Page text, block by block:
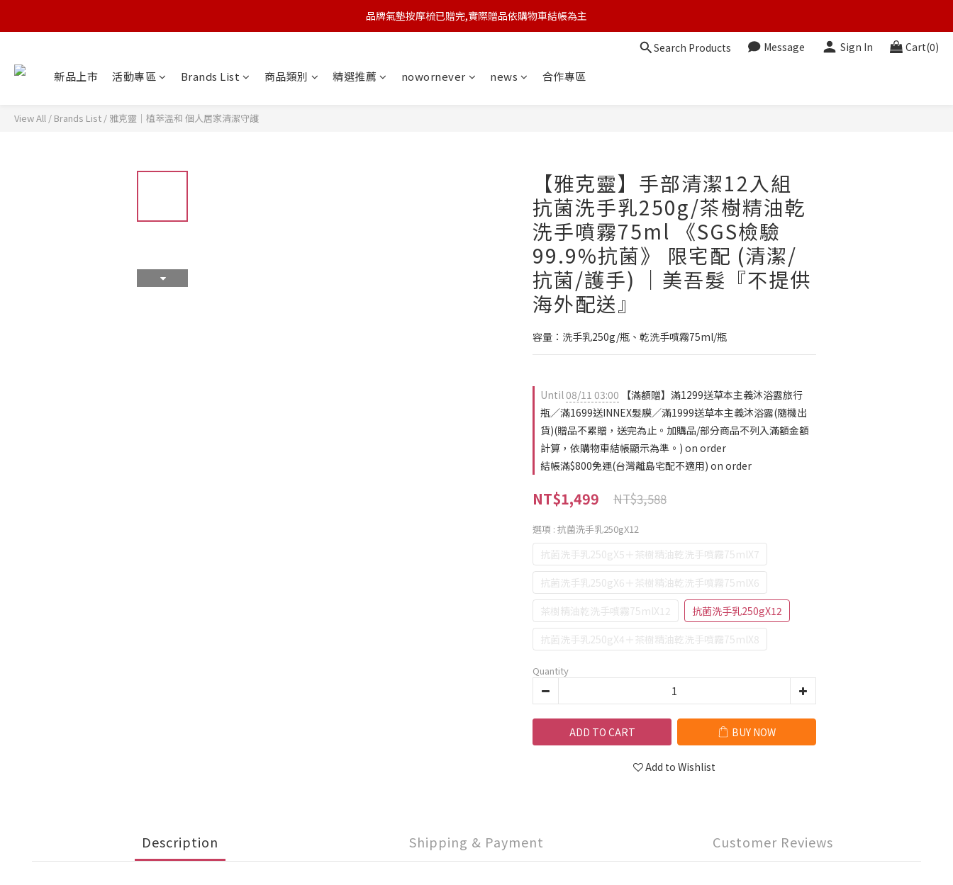
🆕 新會員註冊開卡送9折券 💰
品牌氣墊按摩梳已贈完,實際贈品依購物車結帳為主
Search Products Message Sign In Cart(0)
新品上市 活動專區 Brands List 商品類別 精選推薦 nowornever news 合作專區
View All / Brands List / 雅克靈｜植萃溫和 個人居家清潔守護
【雅克靈】手部清潔12入組
抗菌洗手乳250g/茶樹精油乾
洗手噴霧75ml 《SGS檢驗
99.9%抗菌》 限宅配 (清潔/
抗菌/護手) ｜美吾髮『不提供
海外配送』
容量：洗手乳250g/瓶、乾洗手噴霧75ml/瓶
Until08/11 03:00 【滿額贈】滿1299送草本主義沐浴露旅行
瓶／滿1699送INNEX髮膜／滿1999送草本主義沐浴露(隨機出
貨)(贈品不累贈，送完為止。加購品/部分商品不列入滿額金額
計算，依購物車結帳顯示為準。) on order
結帳滿$800免運(台灣離島宅配不適用) on order
NT$1,499 NT$3,588
選項 : 抗菌洗手乳250gX12
抗菌洗手乳250gX5＋茶樹精油乾洗手噴霧75mlX7
抗菌洗手乳250gX6＋茶樹精油乾洗手噴霧75mlX6
茶樹精油乾洗手噴霧75mlX12
抗菌洗手乳250gX12
抗菌洗手乳250gX4＋茶樹精油乾洗手噴霧75mlX8
Quantity
ADD TO CART BUY NOW
Add to Wishlist
Description Shipping & Payment Customer Reviews